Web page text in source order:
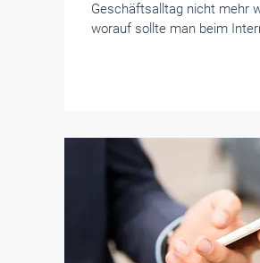
Geschäftsalltag nicht mehr
worauf sollte man beim